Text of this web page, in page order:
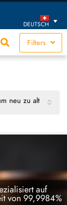
DEUTSCH
Filters
neu zu alt
auf
von 99,9984%